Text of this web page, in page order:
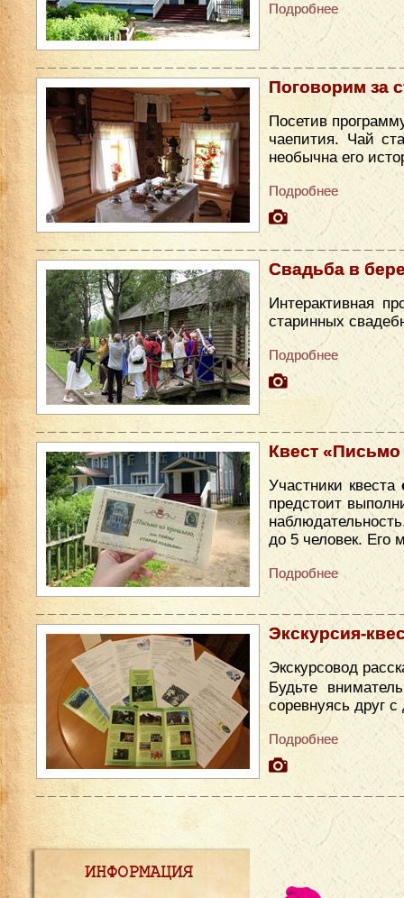
Подробнее
Поговорим за
Посетив
чаепития. Чай
необычна его
Подробнее
Свадьба в
Интерактивная
старинных
Подробнее
Квест
Участники квеста
предстоит
до 5 человек. Его
Подробнее
Экскурсия-
Экскурсовод
Будьте
соревнуясь друг
Подробнее
ИНФОРМАЦИЯ